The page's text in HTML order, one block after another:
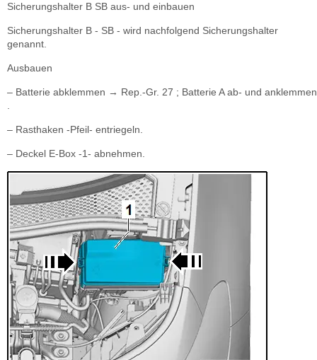
Sicherungshalter B SB aus- und einbauen
Sicherungshalter B - SB - wird nachfolgend Sicherungshalter
genannt.
Ausbauen
– Batterie abklemmen → Rep.-Gr. 27 ; Batterie A ab- und anklemmen
– Rasthaken -Pfeil- entriegeln.
– Deckel E-Box -1- abnehmen.